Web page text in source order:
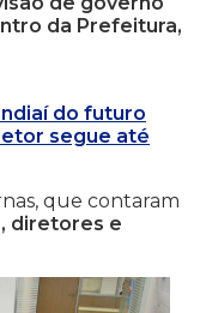
da Prefeitura,
do futuro
segue até
que contaram
diretores e